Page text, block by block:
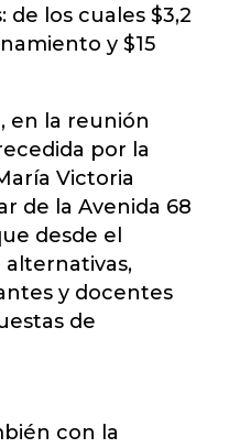
de los cuales $3,2
y $15
en la reunión
por la
Victoria
de la Avenida 68
desde el
alternativas,
y docentes
de
con la